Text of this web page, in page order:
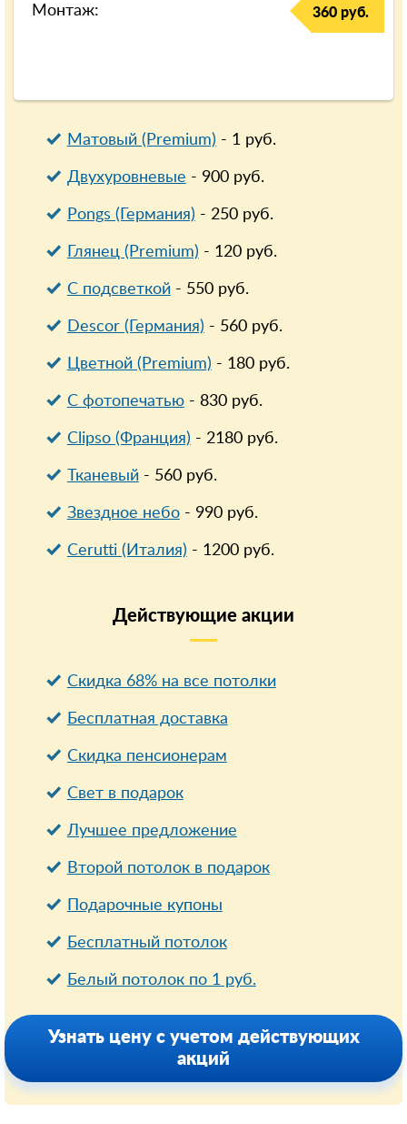
Монтаж: 360 руб.
Матовый (Premium) - 1руб.
Двухуровневые - 900руб.
Pongs (Германия) - 250руб.
Глянец (Premium) - 120руб.
С подсветкой- 550руб.
Descor (Германия) - 560руб.
Цветной (Premium) - 180руб.
С фотопечатью- 830руб.
Clipso (Франция) - 2180руб.
Тканевый- 560руб.
Звездное небо- 990руб.
Cerutti (Италия) - 1200руб.
Действующие акции
Скидка 68% на все потолки
Бесплатная доставка
Cкидка пенсионерам
Свет в подарок
Лучшее предложение
Второй потолок в подарок
Подарочные купоны
Бесплатный потолок
Белый потолок по 1 руб.
Узнать цену с учетом действующих
акций